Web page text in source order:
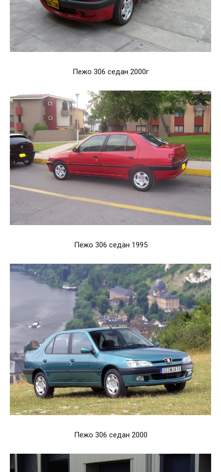
Пежо 306 седан 2000г
Пежо 306 седан 1995
Пежо 306 седан 2000